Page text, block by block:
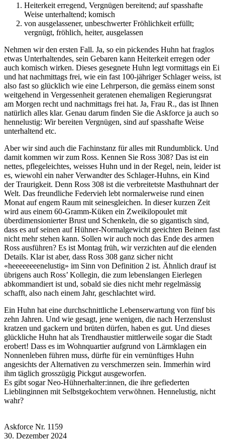
Heiterkeit erregend, Vergnügen bereitend; auf spasshafte
Weise unterhaltend; komisch
von ausgelassener, unbeschwerter Fröhlichkeit erfüllt;
vergnügt, fröhlich, heiter, ausgelassen
Nehmen wir den ersten Fall. Ja, so ein pickendes Huhn hat fraglos
etwas Unterhaltendes, sein Gebaren kann Heiterkeit erregen oder
auch komisch wirken. Dieses gesegnete Huhn legt vormittags ein Ei
und hat nachmittags frei, wie ein fast 100-jähriger Schlager weiss, ist
also fast so glücklich wie eine Lehrperson, die gemäss einem sonst
weitgehend in Vergessenheit geratenen ehemaligen Regierungsrat
am Morgen recht und nachmittags frei hat. Ja, Frau R., das ist Ihnen
natürlich alles klar. Genau darum finden Sie die Askforce ja auch so
hennelustig: Wir bereiten Vergnügen, sind auf spasshafte Weise
unterhaltend etc.
Aber wir sind auch die Fachinstanz für alles mit Rundumblick. Und
damit kommen wir zum Ross. Kennen Sie Ross 308? Das ist ein
nettes, pflegeleichtes, weisses Huhn und in der Regel, nein, leider ist
es, wiewohl ein naher Verwandter des Schlager-Huhns, ein Kind
der Traurigkeit. Denn Ross 308 ist die verbreitetste Masthuhnart der
Welt. Das freundliche Federvieh lebt normalerweise rund einen
Monat auf engem Raum mit seinesgleichen. In dieser kurzen Zeit
wird aus einem 60-Gramm-Küken ein Zweikilopoulet mit
überdimensionierter Brust und Schenkeln, die so gigantisch sind,
dass es auf seinen auf Hühner-Normalgewicht geeichten Beinen fast
nicht mehr stehen kann. Sollen wir auch noch das Ende des armen
Ross ausführen? Es ist Montag früh, wir verzichten auf die elenden
Details. Klar ist aber, dass Ross 308 ganz sicher nicht
«heeeeeeeenelustig» im Sinn von Definition 2 ist. Ähnlich drauf ist
übrigens auch Ross’ Kollegin, die zum lebenslangen Eierlegen
abkommandiert ist und, sobald sie dies nicht mehr regelmässig
schafft, also nach einem Jahr, geschlachtet wird.
Ein Huhn hat eine durchschnittliche Lebenserwartung von fünf bis
zehn Jahren. Und wie gesagt, jene wenigen, die nach Herzenslust
kratzen und gackern und brüten dürfen, haben es gut. Und dieses
glückliche Huhn hat als Trendhaustier mittlerweile sogar die Stadt
erobert! Dass es im Wohnquartier aufgrund von Lärmklagen ein
Nonnenleben führen muss, dürfte für ein vernünftiges Huhn
angesichts der Alternativen zu verschmerzen sein. Immerhin wird
ihm täglich grosszügig Pickgut ausgeworfen.
Es gibt sogar Neo-Hühnerhalter:innen, die ihre gefiederten
Lieblinginnen mit Selbstgekochtem verwöhnen. Hennelustig, nicht
wahr?
Askforce Nr. 1159
30. Dezember 2024